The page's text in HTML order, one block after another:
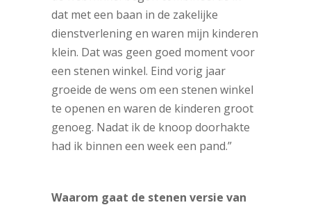
dat met een baan in de zakelijke
dienstverlening en waren mijn kinderen
klein. Dat was geen goed moment voor
een stenen winkel. Eind vorig jaar
groeide de wens om een stenen winkel
te openen en waren de kinderen groot
genoeg. Nadat ik de knoop doorhakte
had ik binnen een week een pand.”
Waarom gaat de stenen versie van